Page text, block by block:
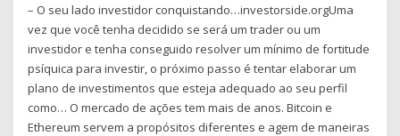
– O seu lado investidor conquistando…investorside.orgUma
vez que você tenha decidido se será um trader ou um
investidor e tenha conseguido resolver um mínimo de fortitude
psíquica para investir, o próximo passo é tentar elaborar um
plano de investimentos que esteja adequado ao seu perfil
como… O mercado de ações tem mais de anos. Bitcoin e
Ethereum servem a propósitos diferentes e agem de maneiras